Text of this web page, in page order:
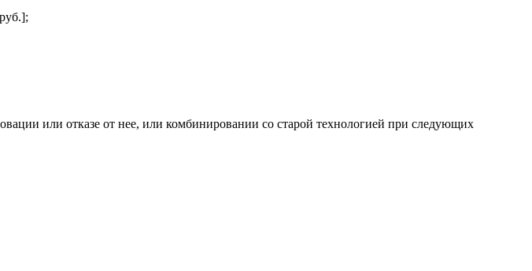
или отказе от нее, или комбинировании со старой технологией при следующих